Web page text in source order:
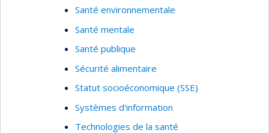
Santé environnementale
Santé mentale
Santé publique
Sécurité alimentaire
Statut socioéconomique (SSE)
Systèmes d'information
Technologies de la santé